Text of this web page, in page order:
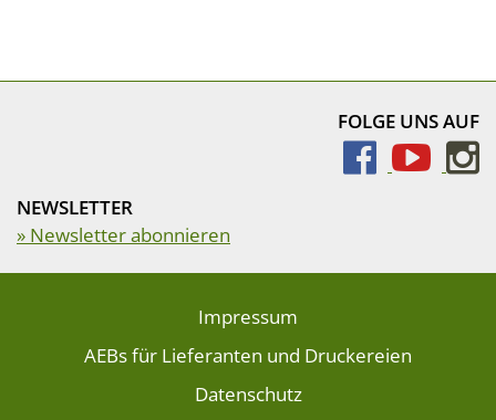
FOLGE UNS AUF
NEWSLETTER
» Newsletter abonnieren
Impressum
AEBs für Lieferanten und Druckereien
Datenschutz